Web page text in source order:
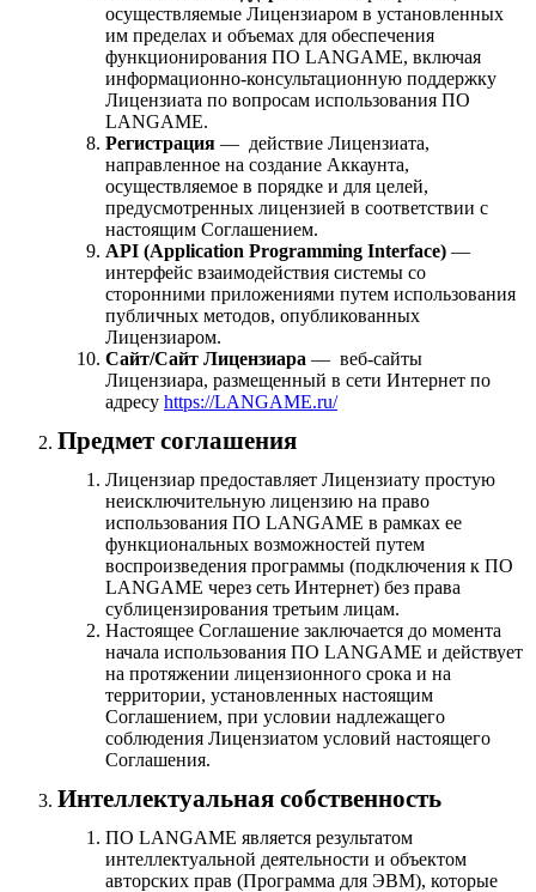
осуществляемые Лицензиаром в установленных
им пределах и объемах для обеспечения
функционирования ПО LANGAME, включая
информационно-консультационную поддержку
Лицензиата по вопросам использования ПО
LANGAME.
Регистрация — действие Лицензиата,
направленное на создание Аккаунта,
осуществляемое в порядке и для целей,
предусмотренных лицензией в соответствии с
настоящим Соглашением.
API (Application Programming Interface) —
интерфейс взаимодействия системы со
сторонними приложениями путем использования
публичных методов, опубликованных
Лицензиаром.
Сайт/Сайт Лицензиара — веб-сайты
Лицензиара, размещенный в сети Интернет по
адресу https://LANGAME.ru/
Предмет соглашения
Лицензиар предоставляет Лицензиату простую
неисключительную лицензию на право
использования ПО LANGAME в рамках ее
функциональных возможностей путем
воспроизведения программы (подключения к ПО
LANGAME через сеть Интернет) без права
сублицензирования третьим лицам.
Настоящее Соглашение заключается до момента
начала использования ПО LANGAME и действует
на протяжении лицензионного срока и на
территории, установленных настоящим
Соглашением, при условии надлежащего
соблюдения Лицензиатом условий настоящего
Соглашения.
Интеллектуальная собственность
ПО LANGAME является результатом
интеллектуальной деятельности и объектом
авторских прав (Программа для ЭВМ), которые